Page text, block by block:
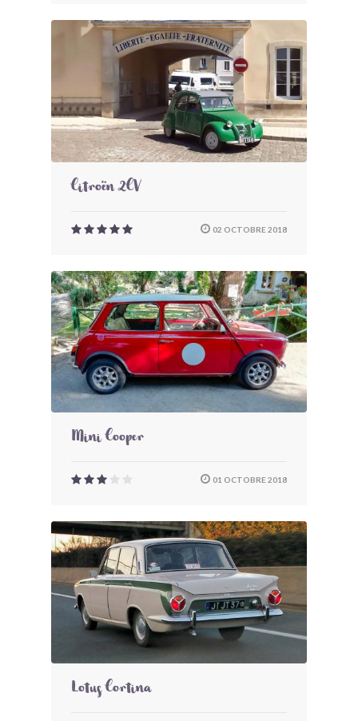
Citroën 2CV
02 OCTOBRE 2018
Mini Cooper
01 OCTOBRE 2018
Lotus Cortina